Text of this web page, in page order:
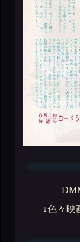
↓色々映